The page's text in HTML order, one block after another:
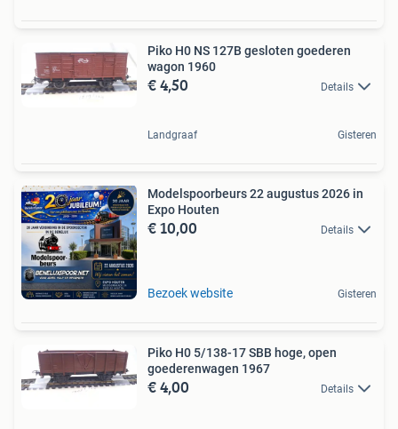
Piko H0 NS 127B gesloten goederen
wagon 1960
€ 4,50 Details
Landgraaf Gisteren
Modelspoorbeurs 22 augustus 2026 in
Expo Houten
€ 10,00 Details
Bezoek website Gisteren
Piko H0 5/138-17 SBB hoge, open
goederenwagen 1967
€ 4,00 Details